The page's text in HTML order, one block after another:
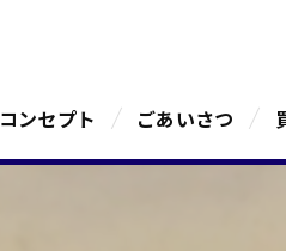
コンセプト ごあいさつ